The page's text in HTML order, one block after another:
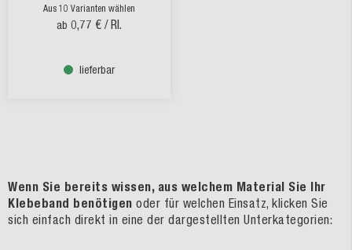
Aus 10 Varianten wählen
ab 0,77 € / Rl.
lieferbar
Wenn Sie bereits wissen, aus welchem Material Sie Ihr
Klebeband benötigen oder für welchen Einsatz, klicken Sie
sich einfach direkt in eine der dargestellten Unterkategorien: